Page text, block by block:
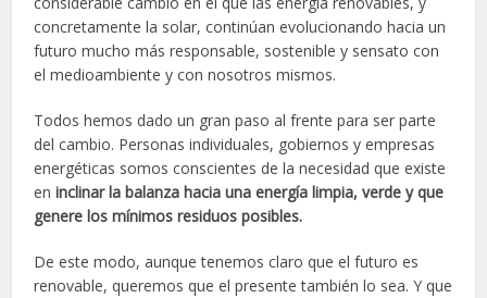
concretamente la solar, continúan evolucionando hacia un
futuro mucho más responsable, sostenible y sensato con
el medioambiente y con nosotros mismos.
Todos hemos dado un gran paso al frente para ser parte
del cambio. Personas individuales, gobiernos y empresas
energéticas somos conscientes de la necesidad que existe
en inclinar la balanza hacia una energía limpia, verde y que
genere los mínimos residuos posibles.
De este modo, aunque tenemos claro que el futuro es
renovable, queremos que el presente también lo sea. Y que